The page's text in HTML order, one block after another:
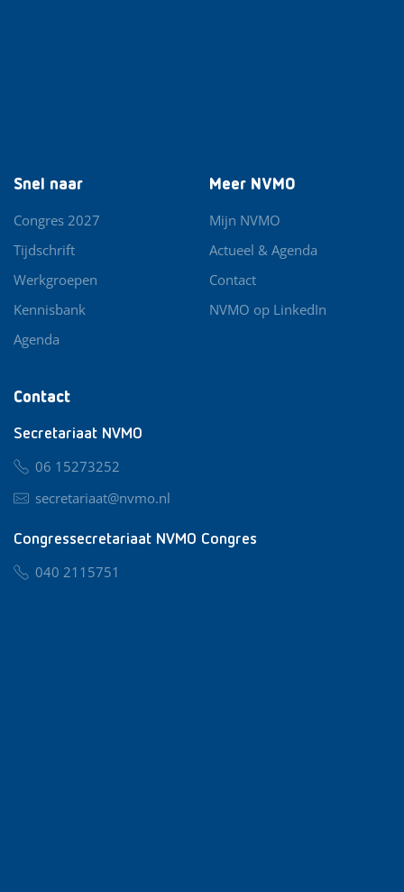
Contact
Secretariaat NVMO
06 15273252
secretariaat@nvmo.nl
Congressecretariaat NVMO Congres
040 2115751
Snel naar
Congres 2027
Tijdschrift
Werkgroepen
Kennisbank
Agenda
Meer NVMO
Mijn NVMO
Actueel & Agenda
Contact
NVMO op LinkedIn